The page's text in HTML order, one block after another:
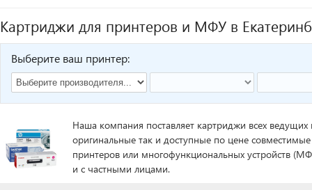
Картриджи для принтеров и МФУ в
Выберите ваш принтер:
Наша компания поставляет картриджи всех
оригинальные так и доступные по цене
принтеров или многофункциональных устройств
и с частными лицами.